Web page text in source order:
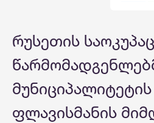
რუსეთის
ფლავისმანის